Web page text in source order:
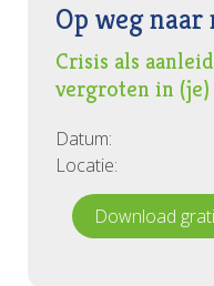
Op weg
Crisis als
vergroten in
Datum:
Locatie:
Download